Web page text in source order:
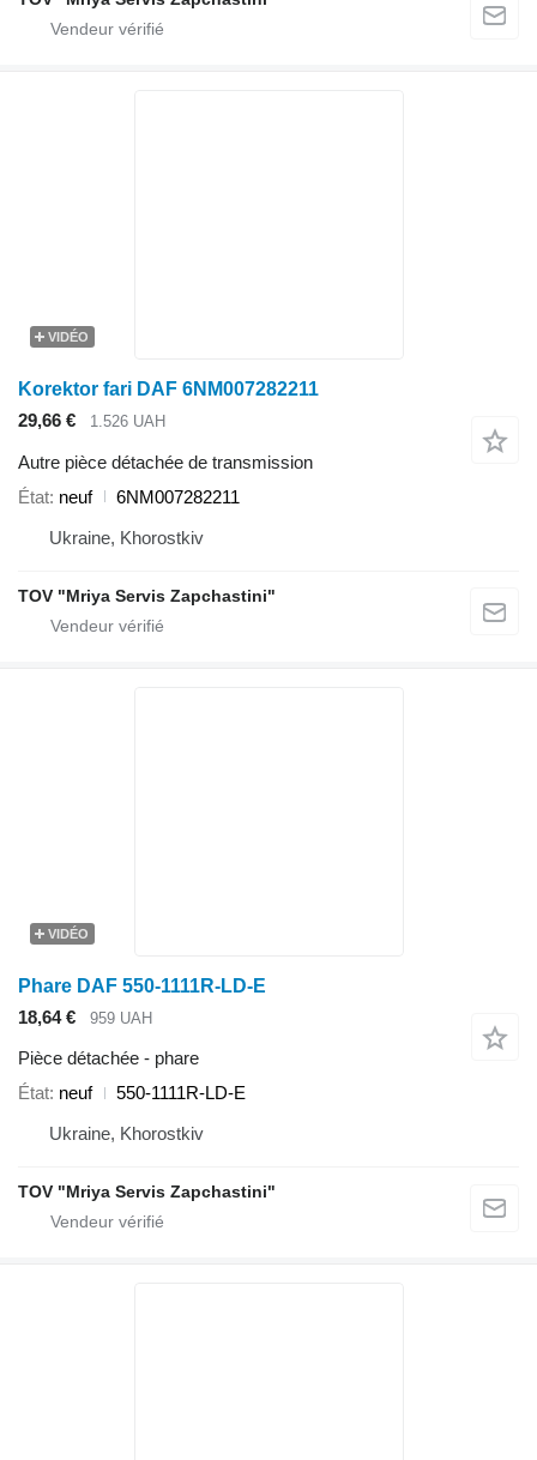
VIDÉO
Korektor fari DAF 6NM007282211
29,66 €
1.526 UAH
Autre pièce détachée de transmission
État neuf
6NM007282211
Ukraine, Khorostkiv
TOV "Mriya Servis Zapchastini"
VIDÉO
Phare DAF 550-1111R-LD-E
18,64 €
959 UAH
Pièce détachée - phare
État neuf
550-1111R-LD-E
Ukraine, Khorostkiv
TOV "Mriya Servis Zapchastini"